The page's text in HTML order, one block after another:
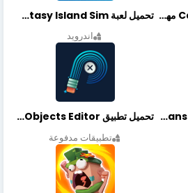
تحميل لعبة Casting Away مهكرة أخر إصدار تحميل لعبة Fantasy Island Sim مهكرة أخر إصدار
اندرويد
تحميل لعبة Gangstar New Orleans OpenWorld مهكرة أخر إصدار تحميل تطبيق Retouch Remove Objects Editor مهكرة اخر إصدار
تطبيقات مدفوعة